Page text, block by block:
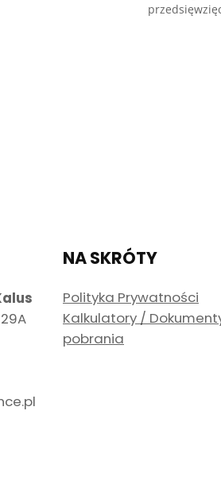
NA SKRÓTY
Polityka Prywatności
Kalkulatory /
pobrania